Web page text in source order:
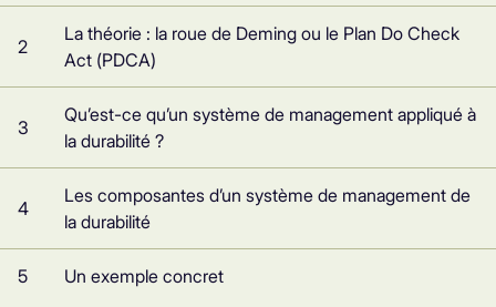
2
La théorie : la roue de Deming ou le Plan Do Check
Act (PDCA)
3
Qu’est-ce qu’un système de management appliqué à
la durabilité ?
4
Les composantes d’un système de management de
la durabilité
5 Un exemple concret